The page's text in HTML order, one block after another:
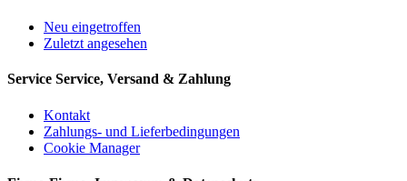
Neu eingetroffen
Zuletzt angesehen
Service Service, Versand & Zahlung
Kontakt
Zahlungs- und Lieferbedingungen
Cookie Manager